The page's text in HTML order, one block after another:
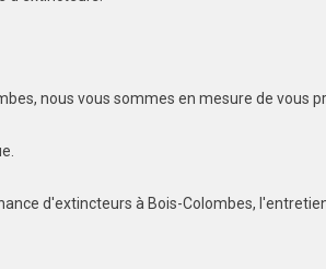
nous vous sommes en mesure de vous
d'extincteurs à Bois-Colombes,